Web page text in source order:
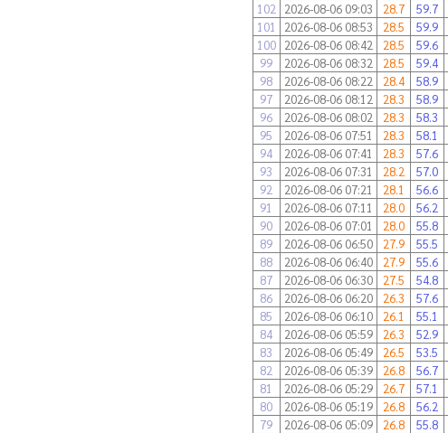
102
2026-08-06 09:03 28.7 59.7
101
2026-08-06 08:53 28.5 59.9
100 2026-08-06 08:42 28.5 59.6
99
2026-08-06 08:32 28.5 59.4
98
2026-08-06 08:22 28.4 58.9
97
2026-08-06 08:12 28.3 58.9
96
2026-08-06 08:02 28.3 58.3
95
2026-08-06 07:51 28.3 58.1
94
2026-08-06 07:41 28.3 57.6
93
2026-08-06 07:31 28.2 57.0
92
2026-08-06 07:21 28.1 56.6
91
2026-08-06 07:11 28.0 56.2
90
2026-08-06 07:01 28.0 55.8
89
2026-08-06 06:50 27.9 55.5
88
2026-08-06 06:40 27.9 55.6
87
2026-08-06 06:30 27.5 54.8
86
2026-08-06 06:20 26.3 57.6
85
2026-08-06 06:10 26.1 55.1
84
2026-08-06 05:59 26.3 52.9
83
2026-08-06 05:49 26.5 53.5
82
2026-08-06 05:39 26.8 56.7
81
2026-08-06 05:29 26.7 57.1
80
2026-08-06 05:19 26.8 56.2
79
2026-08-06 05:09 26.8 55.8